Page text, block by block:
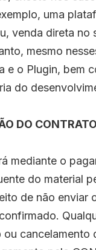
uma
venda direta no
mesmo
e o Plugin, bem
do
DO CONTRATO
mediante o
do material
de não enviar
cancelamento